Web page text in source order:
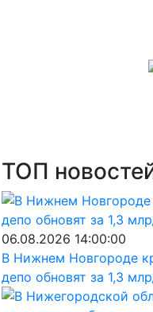
ТОП
06.08.2026 14:00:00
В Нижнем Новгороде
депо обновят за 1,3